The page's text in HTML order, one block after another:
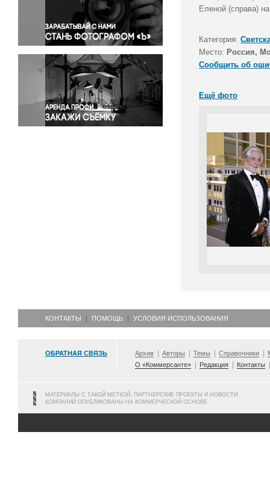
Правосудие
Происшествия и конфликты
Религия
Светская жизнь
Спорт
Экология
Экономика и бизнес
Еленой (справа)
Категория:
Место: Россия,
Сообщить об
Ещё фото
КОНТАКТЫ ПОМОЩЬ УСЛОВИЯ ИСПОЛЬЗОВАНИЯ
ОБРАТНАЯ СВЯЗЬ Архив Авторы Темы Справочники
О «Коммерсанте»
Редакция Контакты
МАТЕРИАЛЫ С ТАКОЙ МЕТКОЙ, ПАРТНЕРСКИЕ ПРОЕКТЫ И НОВОСТИ
КОМПАНИЙ ОПУБЛИКОВАНЫ НА КОММЕРЧЕСКОЙ ОСНОВЕ